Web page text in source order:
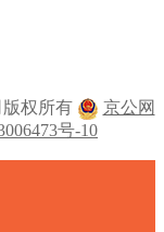
版权所有
京公网
号-10